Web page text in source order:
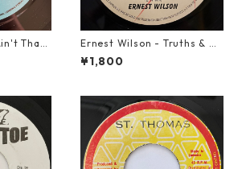
That
】
Ernest Wilson - Truths & Ri
ghts【7-21652】
¥1,800